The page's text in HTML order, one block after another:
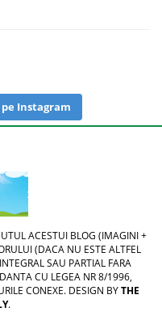
Instagram
ACESTUI BLOG (IMAGINI +
(DACA NU ESTE ALTFEL
SAU PARTIAL FARA
CU LEGEA NR 8/1996,
CONEXE. DESIGN BYTHE
.